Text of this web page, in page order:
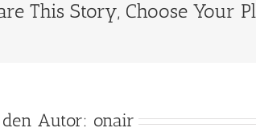
This Story, Choose Your
Autor: onair